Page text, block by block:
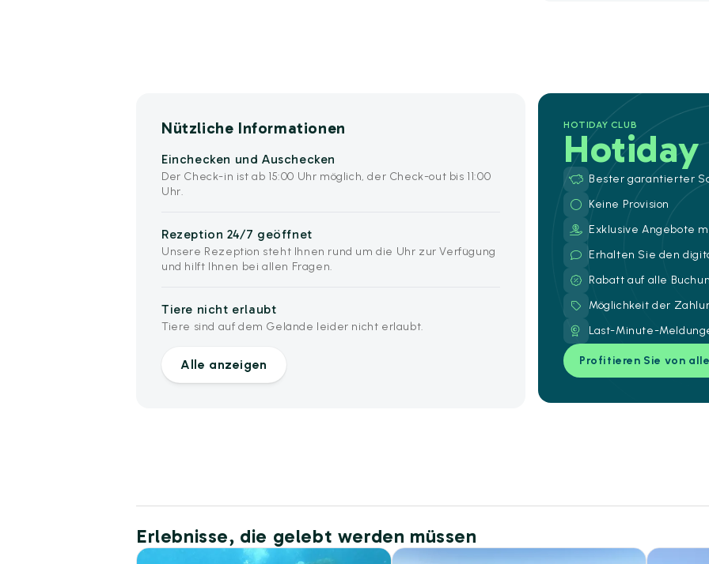
Nützliche Informationen
Einchecken und Auschecken
Der Check-in ist ab 15:00 Uhr möglich, der Check-out bis 11:00
Uhr.
Rezeption 24/7 geöffnet
Unsere Rezeption steht Ihnen rund um die Uhr zur Verfügung
und hilft Ihnen bei allen Fragen.
Tiere nicht erlaubt
Tiere sind auf dem Gelände leider nicht erlaubt.
Alle anzeigen
HOTIDAY CLUB
Hotiday
Bester garantierter
Keine Provision
Exklusive Angebote
Erhalten Sie den
Rabatt auf alle
Möglichkeit der
Last-Minute-
Profitieren Sie von
Erlebnisse, die gelebt werden müssen